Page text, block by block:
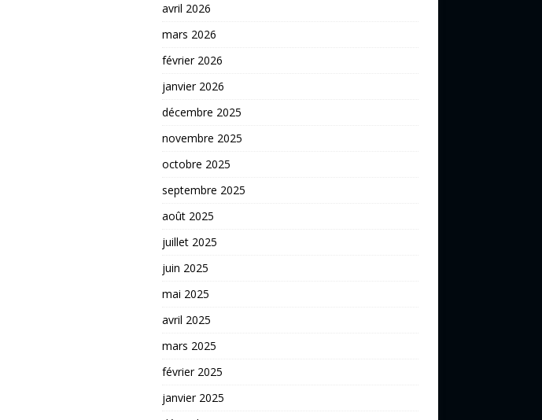
avril 2026
mars 2026
février 2026
janvier 2026
décembre 2025
novembre 2025
octobre 2025
septembre 2025
août 2025
juillet 2025
juin 2025
mai 2025
avril 2025
mars 2025
février 2025
janvier 2025